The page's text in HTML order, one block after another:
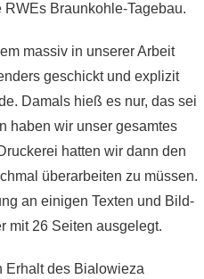
Braunkohle-Tagebau.
massiv in unserer Arbeit
geschickt und explizit
Damals hieß es nur, das sei
haben wir unser gesamtes
hatten wir dann den
überarbeiten zu müssen.
an einigen Texten und Bild-
mit 26 Seiten ausgelegt.
Erhalt des Bialowieza